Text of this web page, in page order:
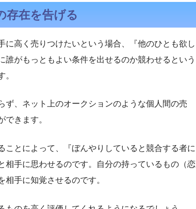
存在を告げる
に高く売りつけたいという場合、『他のひとも欲し
誰がもっともよい条件を出せるのか競わせるという
ず、ネット上のオークションのような個人間の売
きます。
ことによって、『ぼんやりしていると競合する者に
相手に思わせるのです。自分の持っているもの（恋
手に知覚させるのです。